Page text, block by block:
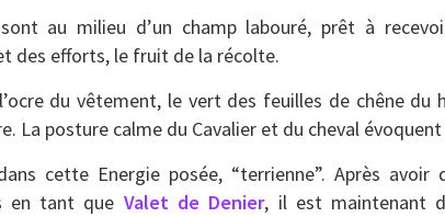
au milieu d’un champ labouré, prêt à
des efforts, le fruit de la récolte.
du vêtement, le vert des feuilles de chêne du
La posture calme du Cavalier et du cheval évoquent
cette Energie posée, “terrienne”. Après avoir
en tant que Valet de Denier, il est maintenant